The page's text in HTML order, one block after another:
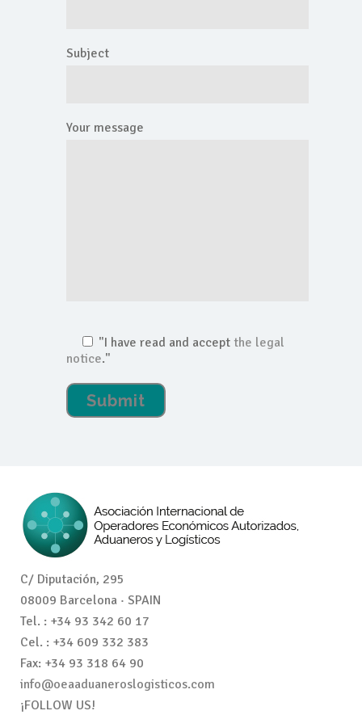
Subject
Your message
"I have read and accept the legal
notice."
C/ Diputación, 295
08009 Barcelona · SPAIN
Tel. : +34 93 342 60 17
Cel. : +34 609 332 383
Fax: +34 93 318 64 90
info@oeaaduaneroslogisticos.com
¡FOLLOW US!